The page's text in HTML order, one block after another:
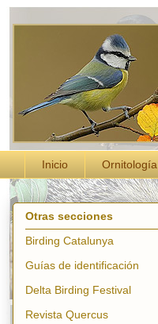
Inicio Ornitología
Otras secciones
Birding Catalunya
Guías de identificación
Delta Birding Festival
Revista Quercus